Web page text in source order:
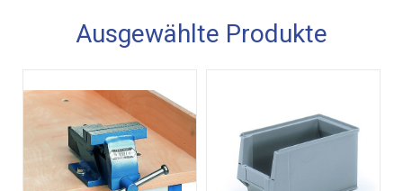
Ausgewählte Produkte